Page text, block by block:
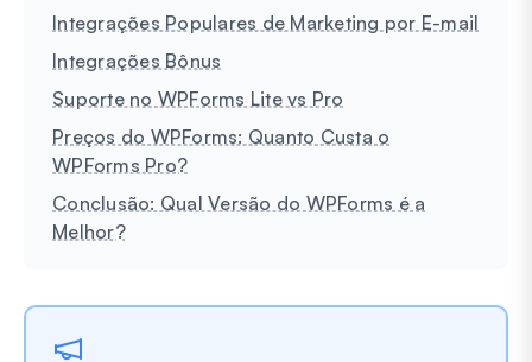
Integrações Populares de Marketing por E-mail
Integrações Bônus
Suporte no WPForms Lite vs Pro
Preços do WPForms: Quanto Custa o
WPForms Pro?
Conclusão: Qual Versão do WPForms é a
Melhor?